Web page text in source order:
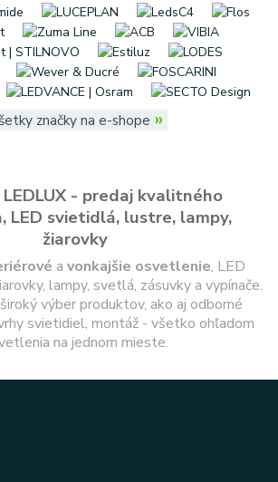
značky na e-shope »
- predaj kvalitného
LED svietidlá, lustre, lampy,
žiarovky
a vonkajšie osvetlenie, LED
lampy, svetlá, zásuvky a vypínače.
výber produktov, ako aj odborné
svietidiel, montáž - všetko ohľadom
na jednom mieste.